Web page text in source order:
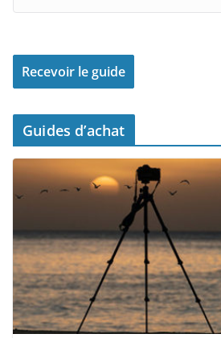
Guides d’achat